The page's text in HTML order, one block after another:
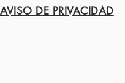
AVISO DE PRIVACIDAD